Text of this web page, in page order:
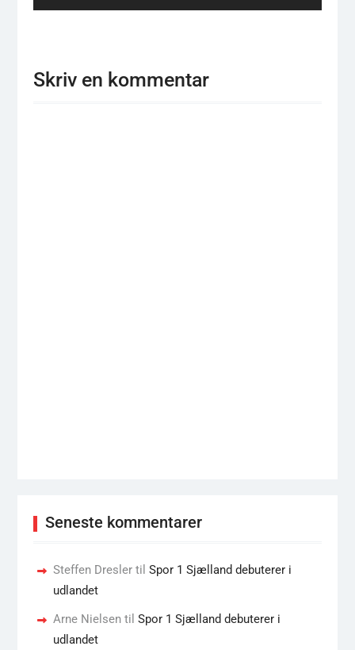
post:
Skriv en kommentar
Seneste kommentarer
Steffen Dreslertil Spor 1 Sjælland debuterer i
udlandet
Arne Nielsentil Spor 1 Sjælland debuterer i
udlandet